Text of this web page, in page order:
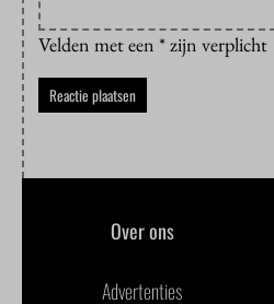
Velden met een * zijn verplicht
Over ons
Advertenties